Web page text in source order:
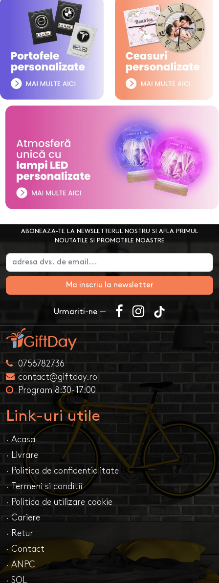
ABONEAZA-TE LA NEWSLETTERUL NOSTRU SI AFLA PRIMUL
NOUTATILE SI PROMOTIILE NOASTRE
Ma inscriu la newsletter
Urmariti-ne —
0756782736
contact@giftday.ro
Program 8:30-17:00
Link-uri utile
· Acasa
· Livrare
· Politica de confidentialitate
· Termeni si conditii
· Politica de utilizare cookie
· Cariere
· Retur
· Contact
· ANPC
· SOL